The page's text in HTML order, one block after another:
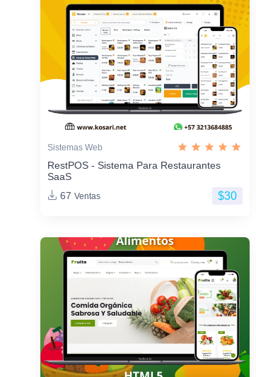
Sistemas Web
RestPOS - Sistema Para Restaurantes
SaaS
67 Ventas $30